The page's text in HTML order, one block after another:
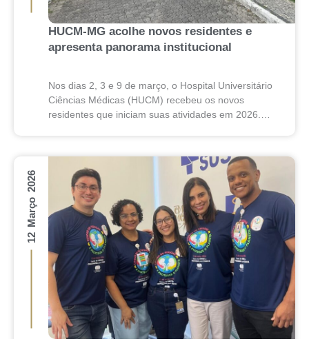
HUCM-MG acolhe novos residentes e
apresenta panorama institucional
Nos dias 2, 3 e 9 de março, o Hospital Universitário
Ciências Médicas (HUCM) recebeu os novos
residentes que iniciam suas atividades em 2026.
12 Março 2026